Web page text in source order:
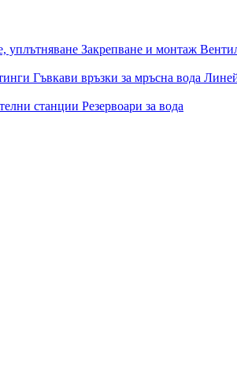
уплътняване Закрепване и монтаж
Гъвкави връзки за мръсна вода
станции Резервоари за вода